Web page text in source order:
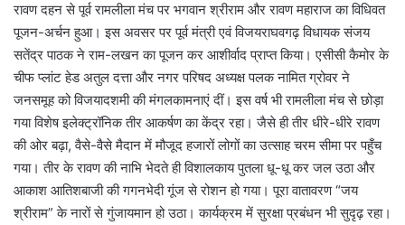
रावण दहन से पूर्व रामलीला मंच पर भगवान श्रीराम और रावण महाराज का विधिवत
पूजन-अर्चन हुआ। इस अवसर पर पूर्व मंत्री एवं विजयराघवगढ़ विधायक संजय
सतेंद्र पाठक ने राम-लखन का पूजन कर आशीर्वाद प्राप्त किया। एसीसी कैमोर के
चीफ प्लांट हेड अतुल दत्ता और नगर परिषद अध्यक्ष पलक नामित ग्रोवर ने
जनसमूह को विजयादशमी की मंगलकामनाएं दीं। इस वर्ष भी रामलीला मंच से छोड़ा
गया विशेष इलेक्ट्रॉनिक तीर आकर्षण का केंद्र रहा। जैसे ही तीर धीरे-धीरे रावण
की ओर बढ़ा, वैसे-वैसे मैदान में मौजूद हजारों लोगों का उत्साह चरम सीमा पर पहुँच
गया। तीर के रावण की नाभि भेदते ही विशालकाय पुतला धू-धू कर जल उठा और
आकाश आतिशबाजी की गगनभेदी गूंज से रोशन हो गया। पूरा वातावरण “जय
श्रीराम” के नारों से गुंजायमान हो उठा। कार्यक्रम में सुरक्षा प्रबंधन भी सुदृढ़ रहा।